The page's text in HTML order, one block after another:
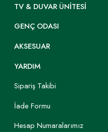
TV & DUVAR ÜNITESI
GENÇ ODASI
AKSESUAR
YARDIM
Sipariş Takibi
İade Formu
Hesap Numaralarımız